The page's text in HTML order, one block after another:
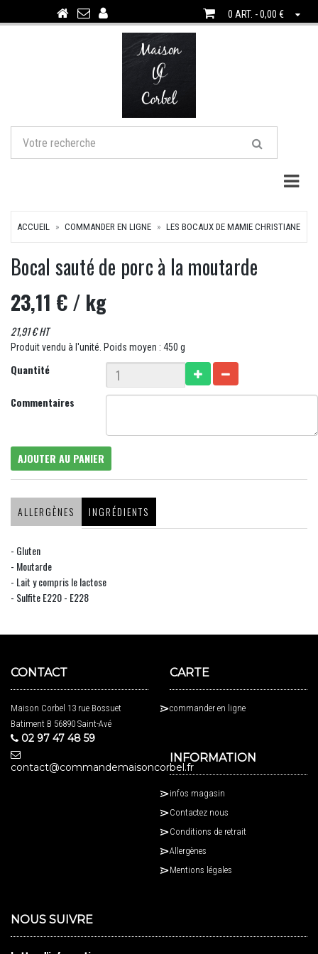
0 ART. - 0,00 €
ACCUEIL COMMANDER EN LIGNE LES BOCAUX DE MAMIE CHRISTIANE
Bocal sauté de porc à la moutarde
23,11 €/ kg
21,91 € HT
Produit vendu à l'unité. Poids moyen : 450 g
Quantité
Commentaires
AJOUTER AU PANIER
ALLERGÈNES INGRÉDIENTS
- Gluten
- Moutarde
- Lait y compris le lactose
- Sulfite E220 - E228
CONTACT
Maison Corbel 13 rue Bossuet
Batiment B 56890 Saint-Avé
02 97 47 48 59
contact@commandemaisoncorbel.fr
CARTE
commander en ligne
INFORMATION
infos magasin
Contactez nous
Conditions de retrait
Allergènes
Mentions légales
NOUS SUIVRE